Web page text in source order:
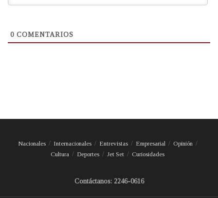
0 COMENTARIOS
Nacionales Internacionales Entrevistas Empresarial
Opinión
Cultura
Deportes Jet Set Curiosidades
Contáctanos: 2246-0616